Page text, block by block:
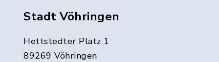
Stadt Vöhringen
Hettstedter Platz 1
89269 Vöhringen